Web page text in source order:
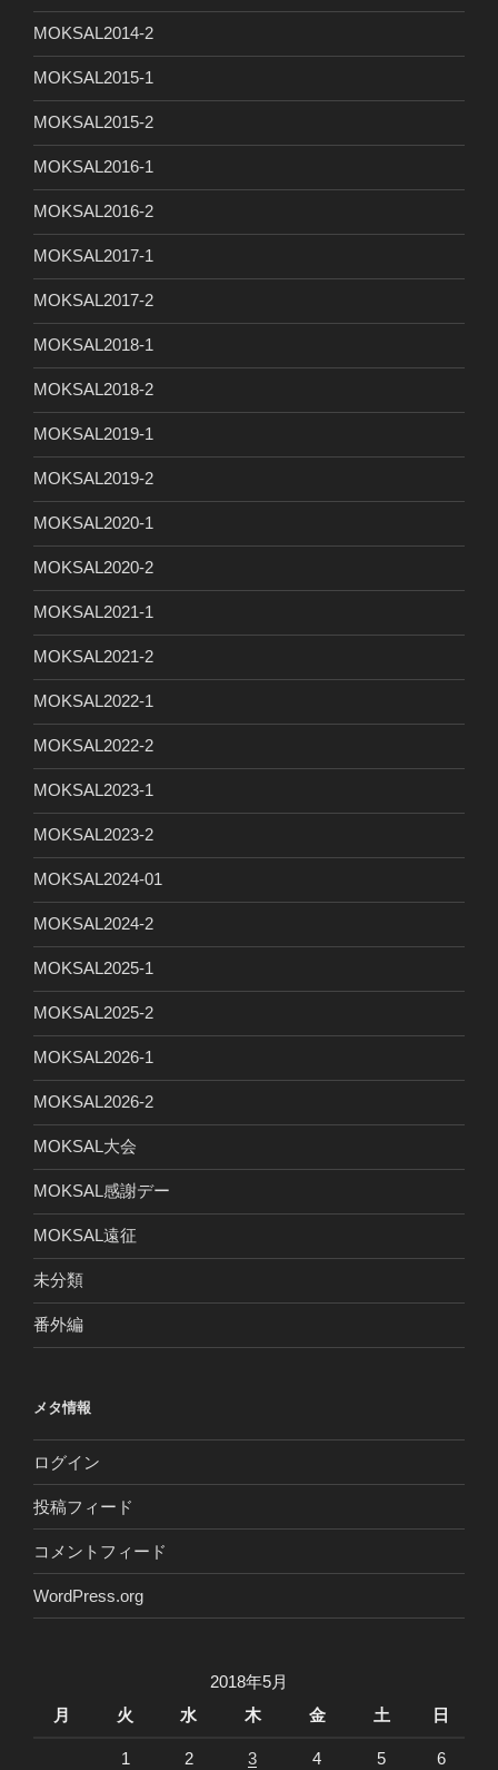
MOKSAL2014-2
MOKSAL2015-1
MOKSAL2015-2
MOKSAL2016-1
MOKSAL2016-2
MOKSAL2017-1
MOKSAL2017-2
MOKSAL2018-1
MOKSAL2018-2
MOKSAL2019-1
MOKSAL2019-2
MOKSAL2020-1
MOKSAL2020-2
MOKSAL2021-1
MOKSAL2021-2
MOKSAL2022-1
MOKSAL2022-2
MOKSAL2023-1
MOKSAL2023-2
MOKSAL2024-01
MOKSAL2024-2
MOKSAL2025-1
MOKSAL2025-2
MOKSAL2026-1
MOKSAL2026-2
MOKSAL大会
MOKSAL感謝デー
MOKSAL遠征
未分類
番外編
メタ情報
ログイン
投稿フィード
コメントフィード
WordPress.org
2018年5月
月
火 水 木 金 土 日
1 2 3 4 5 6